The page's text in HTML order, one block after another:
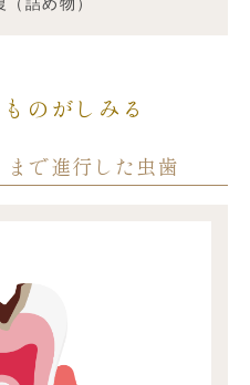
のがしみる
で進行した虫歯